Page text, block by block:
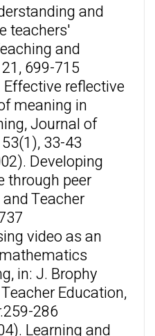
and
teachers'
and
699-715.
reflective
meaning in
Journal of
33-43.
Developing
through peer
Teacher
video as an
in: J. Brophy
Education,
286.
Learning and